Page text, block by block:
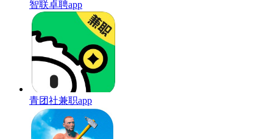
智联卓聘app
青团社兼职app